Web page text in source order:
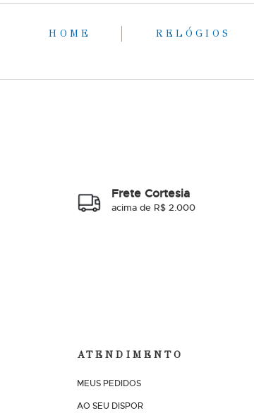
HOME RELÓGIOS
Frete Cortesia
acima de R$ 2.000
ATENDIMENTO
MEUS PEDIDOS
AO SEU DISPOR